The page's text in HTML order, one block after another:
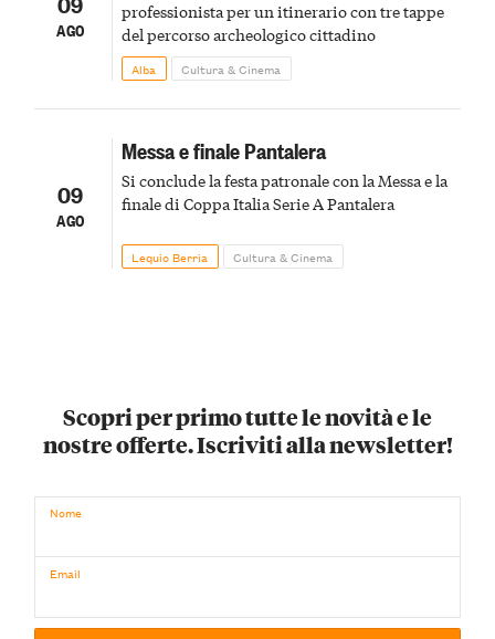
AGO
professionista per un itinerario con tre tappe
del percorso archeologico cittadino
Alba Cultura & Cinema
09
AGO
Messa e finale Pantalera
Si conclude la festa patronale con la Messa e la
finale di Coppa Italia Serie A Pantalera
Lequio Berria Cultura & Cinema
Scopri per primo tutte le novità e le
nostre offerte. Iscriviti alla newsletter!
Nome
Email